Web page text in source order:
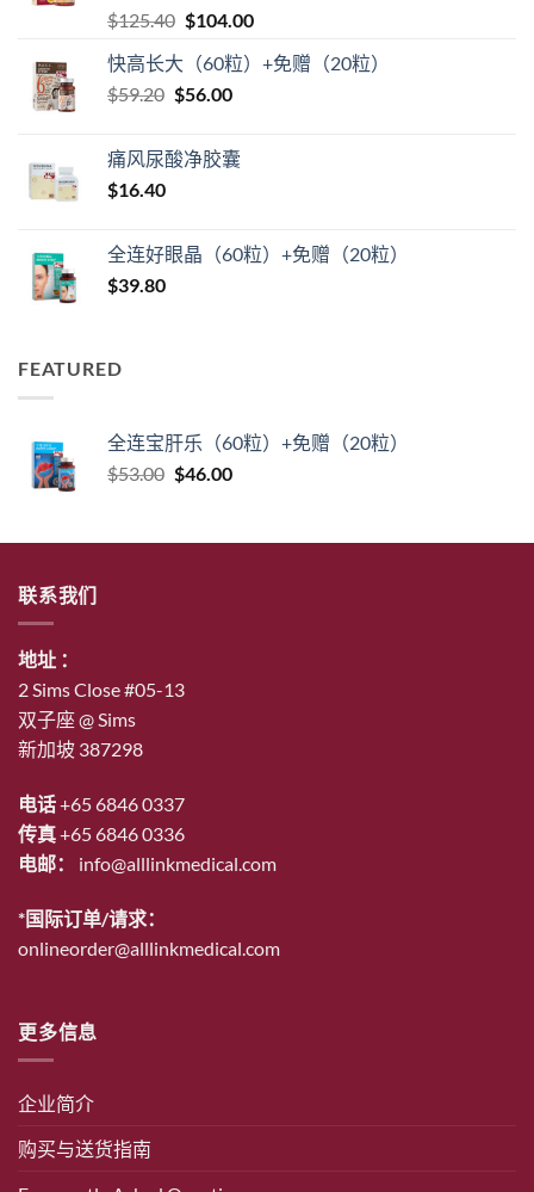
评分5（满
分 5 分
$125.40 原
为：
$125.40。
$104.00当
价
快高长大（60粒）+免赠（20粒）
$59.20 原
$59.20。
$56.00当
格
痛风尿酸净胶囊
$16.40
全连好眼晶（60粒）+免赠（20粒）
$39.80
FEATURED
全连宝肝乐（60粒）+免赠（20粒）
$53.00 原
$53.00。
$46.00当
格
联系我们
地址 ：
2 Sims Close #05-13
双子座 @ Sims
新加坡 387298
电话+65 6846 0337
传真+65 6846 0336
电邮： info@alllinkmedical.com
*国际订单/请求：
onlineorder@alllinkmedical.com
更多信息
企业简介
购买与送货指南